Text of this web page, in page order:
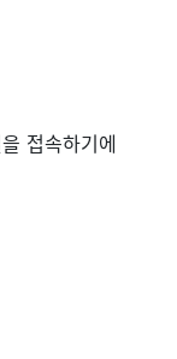
접속하기에